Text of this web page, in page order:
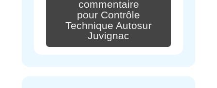
commentaire
pour Contrôle
Technique Autosur
Juvignac